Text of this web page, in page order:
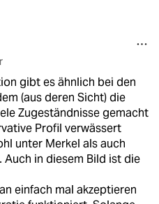
gibt es ähnlich bei den
(aus deren Sicht) die
Zugeständnisse gemacht
Profil verwässert
unter Merkel als auch
Auch in diesem Bild ist die
einfach mal akzeptieren